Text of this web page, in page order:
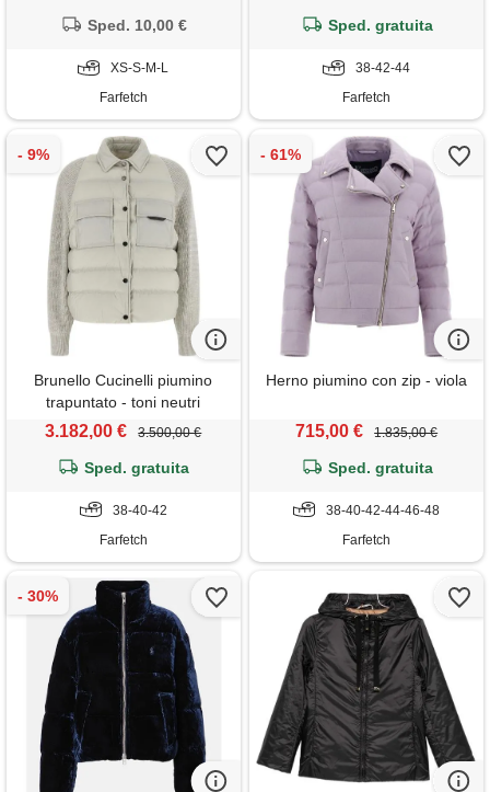
Sped. 10,00 €
XS-S-M-L
Farfetch
Sped. gratuita
38-42-44
Farfetch
Brunello Cucinelli piumino
trapuntato - toni neutri
3.182,00 € 3.500,00 €
Sped. gratuita
38-40-42
Farfetch
Herno piumino con zip - viola
715,00 € 1.835,00 €
Sped. gratuita
38-40-42-44-46-48
Farfetch